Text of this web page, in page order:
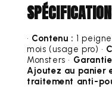
• Contenu : 1
mois (usage pro) •
Monsters •
Ajoutez au panier
traitement anti-